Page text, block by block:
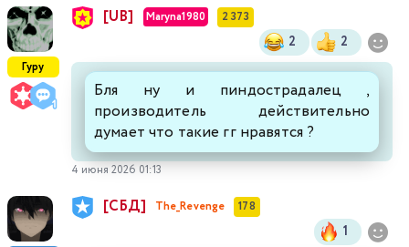
Гуру
[UB] Maryna1980 2 373
2 2
Бля ну и пиндострадалец ,
производитель действительно
думает что такие гг нравятся ?
4 июня 2026 01:13
[СБД] The_Revenge 178
1